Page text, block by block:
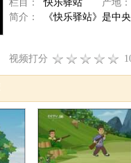
栏目：
快乐驿站 产地：
简介：
《快乐驿站》是中
视频打分